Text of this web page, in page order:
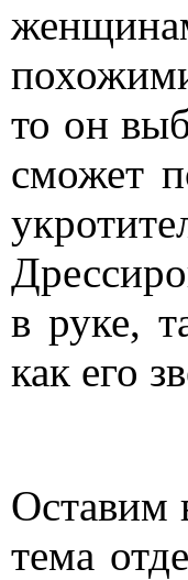
то он
сможет
в руке,
как его
Оставим
тема